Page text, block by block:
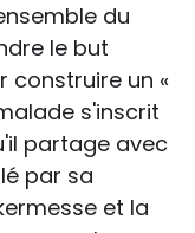
du
le but
construire un «
s'inscrit
partage avec
par sa
et la